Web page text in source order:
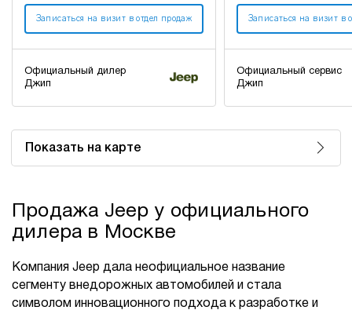
Показать на карте
Записаться на визит в отдел продаж
Официальный дилер
Джип
Записаться на визит в
Официальный сервис
Джип
Продажа Jeep у официального
дилера в Москве
Компания Jeep дала неофициальное название
сегменту внедорожных автомобилей и стала
символом инновационного подхода к разработке и